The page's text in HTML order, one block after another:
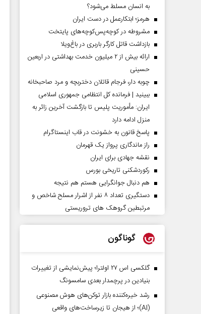
به انسان مسلط می‌شود؟
هرمز؛ ابتکارعمل در دست ایران
مشروطه در کوچه‌پس‌کوچه‌های پایتخت
بازداشت قاتل کارگر باربری در باغ‌ویلا
ارائه بیش از ۲ میلیون خدمت بهداشتی در اربعین
حسینی
چوبه دار، فرجام قاتلان دختربچه و مرد صاحبخانه
ببینید | فرمانده کل انتظامی جمهوری اسلامی
ایران­: مأموریت پلیس تا بازگشت آخرین زائر به
منزل ادامه دارد
پاسخ قانون به خشونت در قاب اینستاگرام
راز ماندگاری پرواز یک قهرمان
نقشه جهادی برای ایران
رکوردشکنی تاریخی بورس
هم دنبال جوانگرایی هستم هم نتیجه
دستگیری تعداد ۸ نفر از اشرار مسلح شاخص و
مرتبطین گروهک های تروریستی
گوناگون
گلکسی اس ۲۷ اولترا؛ پیش‌نمایشی از تغییرات
بنیادین در پرچمدار بعدی سامسونگ
رشد خیره‌کننده بازار توکن‌های هوش مصنوعی
(AI)؛ از هیجان تا زیرساخت‌های واقعی